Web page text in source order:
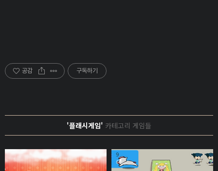
공감 구독하기
'플래시게임' 카테고리 게임들